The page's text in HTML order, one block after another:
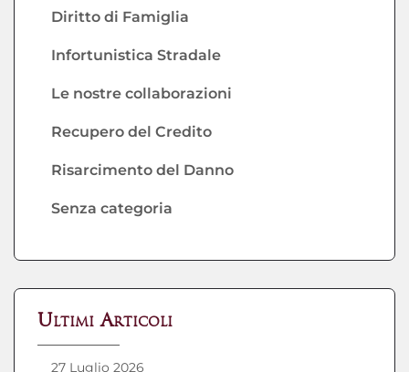
Diritto di Famiglia
Infortunistica Stradale
Le nostre collaborazioni
Recupero del Credito
Risarcimento del Danno
Senza categoria
Ultimi Articoli
27 Luglio 2026